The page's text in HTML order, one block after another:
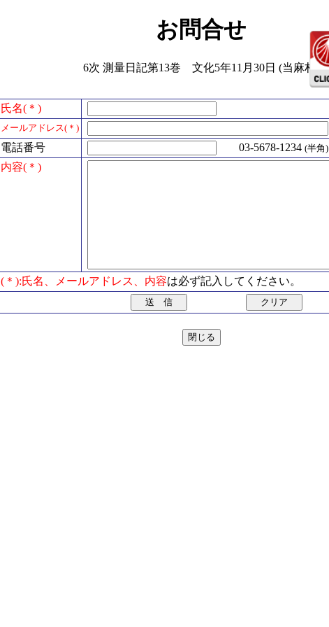
お問合せ
6次 測量日記第13巻 文化5年11月30日 (当麻村)
氏名(＊)
メールアドレス(＊)
電話番号 03-5678-1234 (半角)
内容(＊)
(＊):氏名、メールアドレス、内容は必ず記入してください。